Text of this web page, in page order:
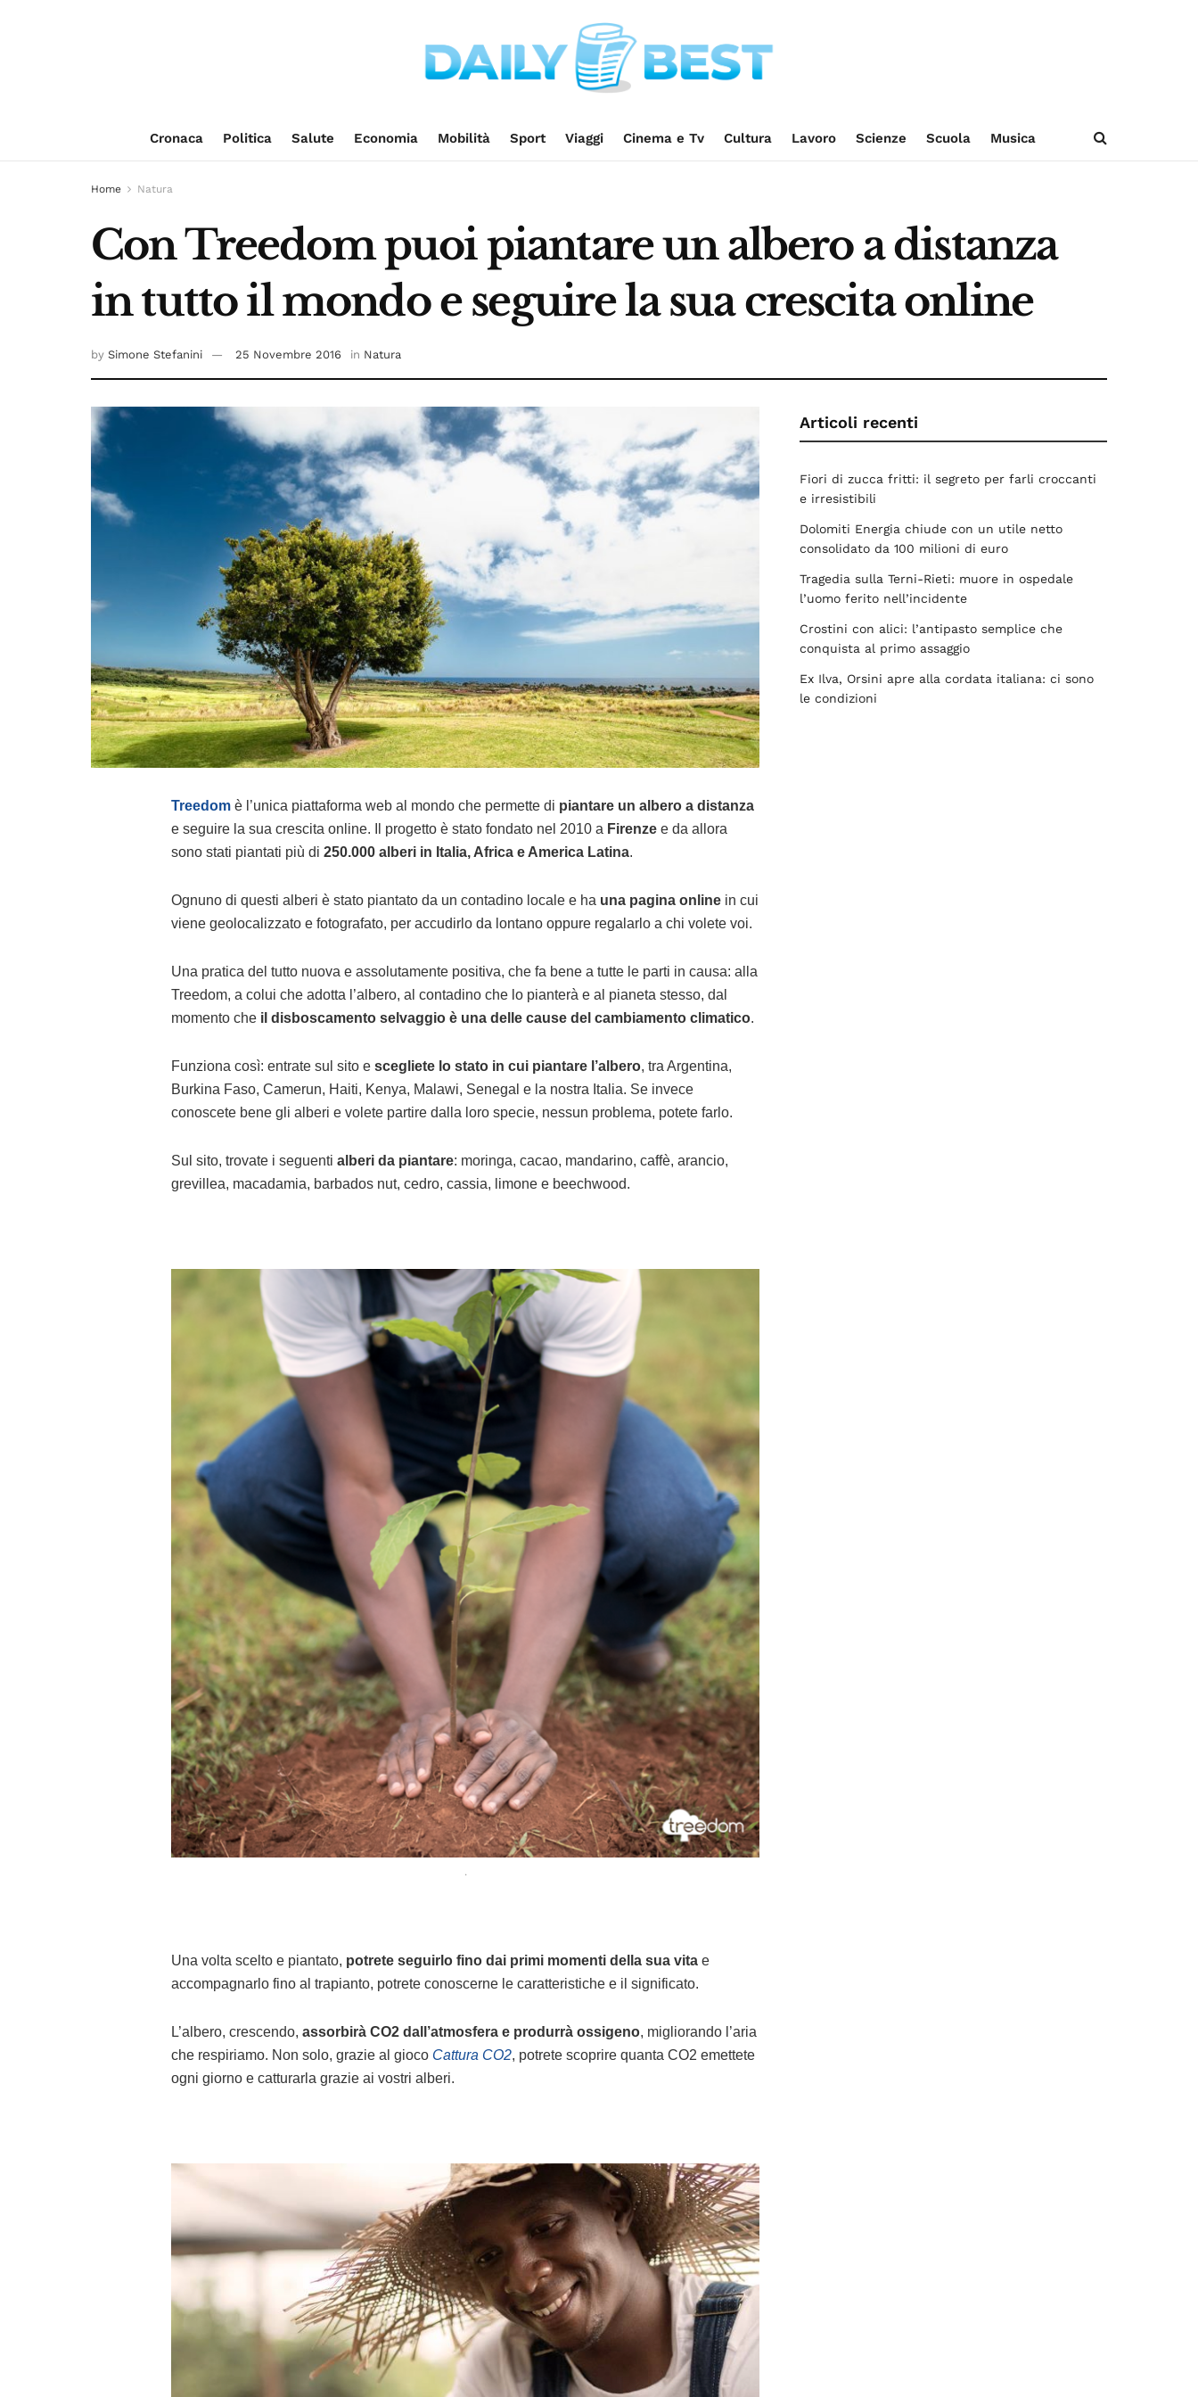
Cronaca Politica Salute Economia Mobilità Sport Viaggi Cinema e Tv Cultura Lavoro Scienze Scuola Musica
Home Natura
Con Treedom puoi piantare un albero a distanza
in tutto il mondo e seguire la sua crescita online
by Simone Stefanini 25 Novembre 2016 in Natura
Treedom è l’unica piattaforma web al mondo che permette di piantare un albero a distanza
e seguire la sua crescita online. Il progetto è stato fondato nel 2010 a Firenze e da allora
sono stati piantati più di 250.000 alberi in Italia, Africa e America Latina.
Ognuno di questi alberi è stato piantato da un contadino locale e ha una pagina online in cui
viene geolocalizzato e fotografato, per accudirlo da lontano oppure regalarlo a chi volete voi.
Una pratica del tutto nuova e assolutamente positiva, che fa bene a tutte le parti in causa: alla
Treedom, a colui che adotta l’albero, al contadino che lo pianterà e al pianeta stesso, dal
momento che il disboscamento selvaggio è una delle cause del cambiamento climatico.
Funziona così: entrate sul sito e scegliete lo stato in cui piantare l’albero, tra Argentina,
Burkina Faso, Camerun, Haiti, Kenya, Malawi, Senegal e la nostra Italia. Se invece
conoscete bene gli alberi e volete partire dalla loro specie, nessun problema, potete farlo.
Sul sito, trovate i seguenti alberi da piantare: moringa, cacao, mandarino, caffè, arancio,
grevillea, macadamia, barbados nut, cedro, cassia, limone e beechwood.
.
Una volta scelto e piantato, potrete seguirlo fino dai primi momenti della sua vita e
accompagnarlo fino al trapianto, potrete conoscerne le caratteristiche e il significato.
L’albero, crescendo, assorbirà CO2 dall’atmosfera e produrrà ossigeno, migliorando l’aria
che respiriamo. Non solo, grazie al gioco Cattura CO2, potrete scoprire quanta CO2 emettete
ogni giorno e catturarla grazie ai vostri alberi.
Articoli recenti
Fiori di zucca fritti: il segreto per farli croccanti
e irresistibili
Dolomiti Energia chiude con un utile netto
consolidato da 100 milioni di euro
Tragedia sulla Terni-Rieti: muore in ospedale
l’uomo ferito nell’incidente
Crostini con alici: l’antipasto semplice che
conquista al primo assaggio
Ex Ilva, Orsini apre alla cordata italiana: ci sono
le condizioni